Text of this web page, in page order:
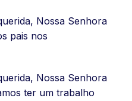
Nossa Senhora
pais nos
Nossa Senhora
ter um trabalho